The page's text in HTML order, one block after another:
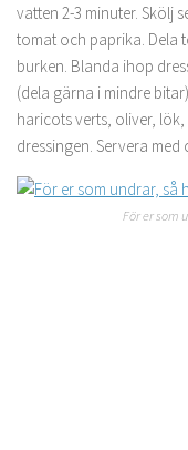
vatten 2-3 minuter. Skölj
tomat och paprika. Dela
burken. Blanda ihop
(dela gärna i mindre
haricots verts, oliver,
dressingen. Servera med
För er som